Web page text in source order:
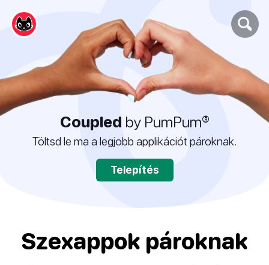
Coupled by PumPum®
Töltsd le ma a legjobb applikációt pároknak.
Telepítés
Szexappok pároknak